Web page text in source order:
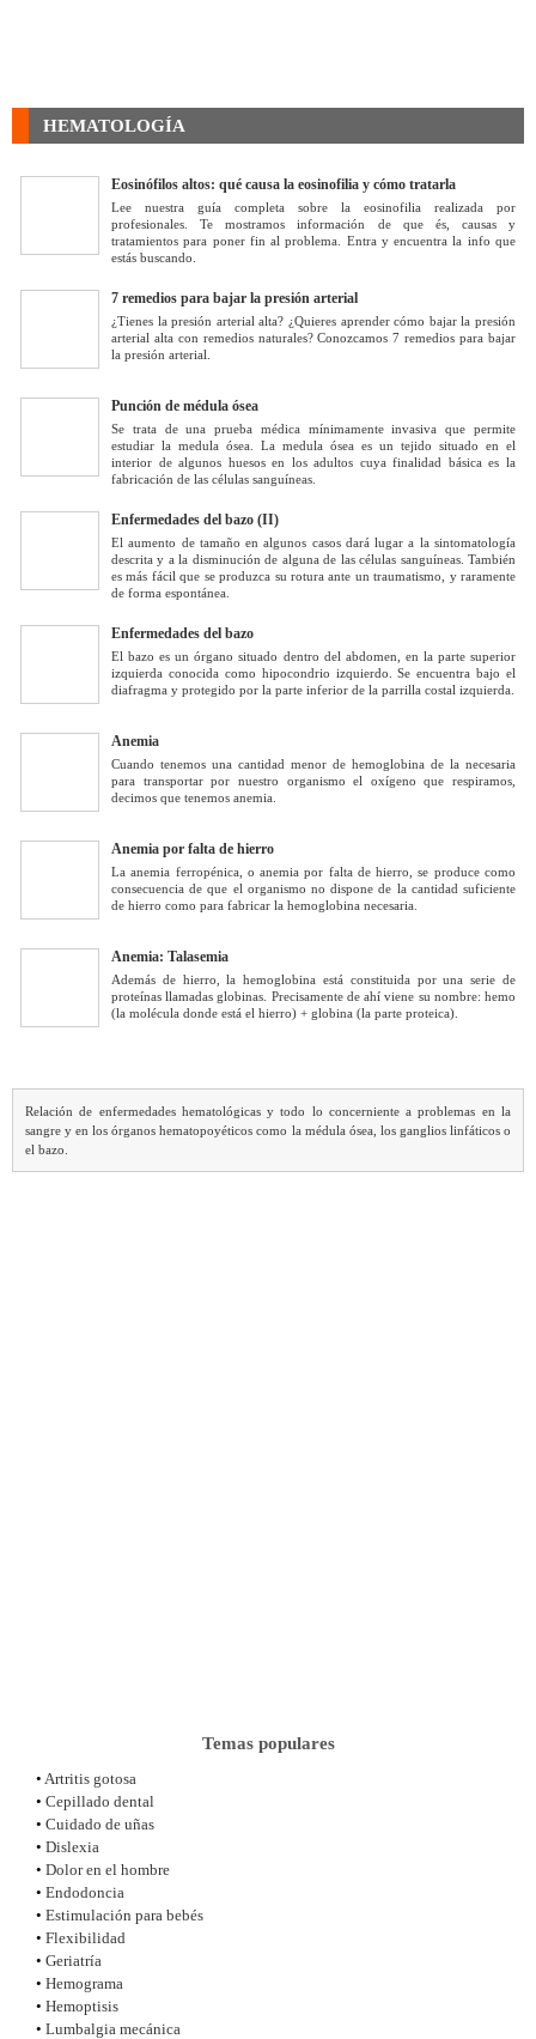
HEMATOLOGÍA
Eosinófilos altos: qué causa la eosinofilia y cómo tratarla
Lee nuestra guía completa sobre la eosinofilia realizada por
profesionales. Te mostramos información de que és, causas y
tratamientos para poner fin al problema. Entra y encuentra la info que
estás buscando.
7 remedios para bajar la presión arterial
¿Tienes la presión arterial alta? ¿Quieres aprender cómo bajar la presión
arterial alta con remedios naturales? Conozcamos 7 remedios para bajar
la presión arterial.
Punción de médula ósea
Se trata de una prueba médica mínimamente invasiva que permite
estudiar la medula ósea. La medula ósea es un tejido situado en el
interior de algunos huesos en los adultos cuya finalidad básica es la
fabricación de las células sanguíneas.
Enfermedades del bazo (II)
El aumento de tamaño en algunos casos dará lugar a la sintomatología
descrita y a la disminución de alguna de las células sanguíneas. También
es más fácil que se produzca su rotura ante un traumatismo, y raramente
de forma espontánea.
Enfermedades del bazo
El bazo es un órgano situado dentro del abdomen, en la parte superior
izquierda conocida como hipocondrio izquierdo. Se encuentra bajo el
diafragma y protegido por la parte inferior de la parrilla costal izquierda.
Anemia
Cuando tenemos una cantidad menor de hemoglobina de la necesaria
para transportar por nuestro organismo el oxígeno que respiramos,
decimos que tenemos anemia.
Anemia por falta de hierro
La anemia ferropénica, o anemia por falta de hierro, se produce como
consecuencia de que el organismo no dispone de la cantidad suficiente
de hierro como para fabricar la hemoglobina necesaria.
Anemia: Talasemia
Además de hierro, la hemoglobina está constituida por una serie de
proteínas llamadas globinas. Precisamente de ahí viene su nombre: hemo
(la molécula donde está el hierro) + globina (la parte proteica).
Relación de enfermedades hematológicas y todo lo concerniente a problemas en la
sangre y en los órganos hematopoyéticos como la médula ósea, los ganglios linfáticos o
el bazo.
Temas populares
• Artritis gotosa
• Cepillado dental
• Cuidado de uñas
• Dislexia
• Dolor en el hombre
• Endodoncia
• Estimulación para bebés
• Flexibilidad
• Geriatría
• Hemograma
• Hemoptisis
• Lumbalgia mecánica